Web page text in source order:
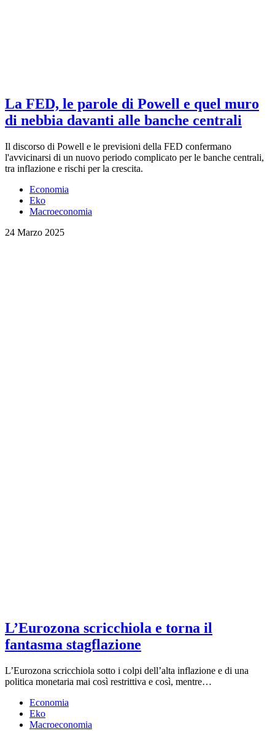
La FED, le parole di Powell e quel muro
di nebbia davanti alle banche centrali
Il discorso di Powell e le previsioni della FED confermano
l'avvicinarsi di un nuovo periodo complicato per le banche centrali,
tra inflazione e rischi per la crescita.
Economia
Eko
Macroeconomia
24 Marzo 2025
L’Eurozona scricchiola e torna il
fantasma stagflazione
L’Eurozona scricchiola sotto i colpi dell’alta inflazione e di una
politica monetaria mai così restrittiva e così, mentre…
Economia
Eko
Macroeconomia